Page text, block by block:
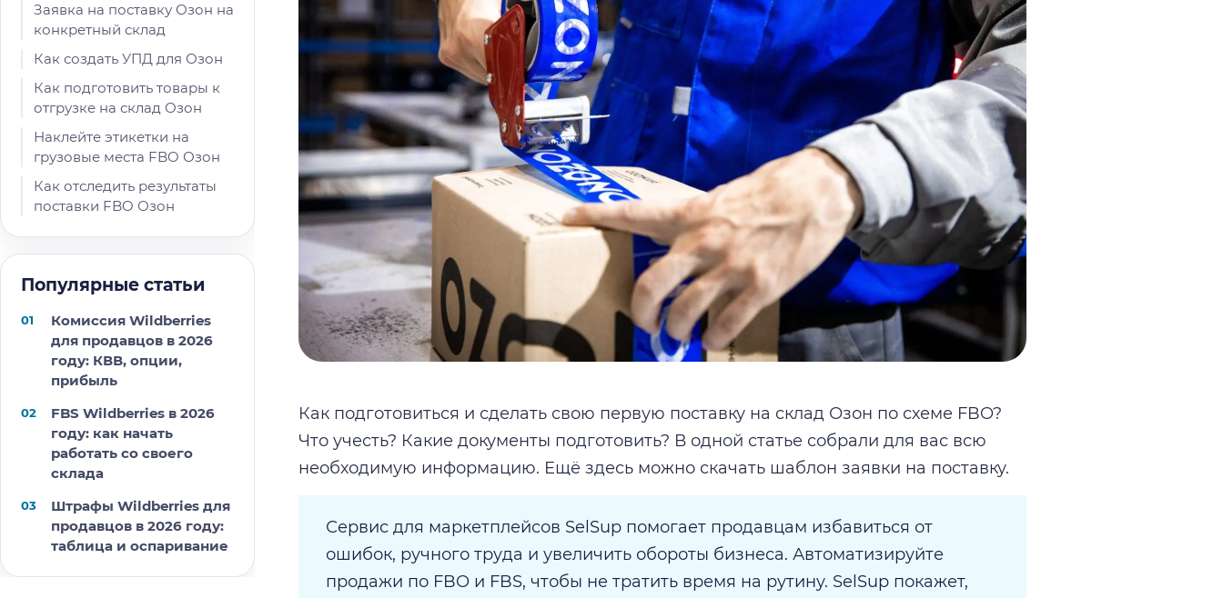
Заявка на поставку Озон на
конкретный склад
Как создать УПД для Озон
Как подготовить товары к
отгрузке на склад Озон
Наклейте этикетки на
грузовые места FBO Озон
Как отследить результаты
поставки FBO Озон
Популярные статьи
Комиссия Wildberries
для продавцов в 2026
году: КВВ, опции,
прибыль
FBS Wildberries в 2026
году: как начать
работать со своего
склада
Штрафы Wildberries для
продавцов в 2026 году:
таблица и оспаривание
Как подготовиться и сделать свою первую поставку на склад Озон по схеме FBO?
Что учесть? Какие документы подготовить? В одной статье собрали для вас всю
необходимую информацию. Ещё здесь можно скачать шаблон заявки на поставку.
Сервис для маркетплейсов SelSup помогает продавцам избавиться от
ошибок, ручного труда и увеличить обороты бизнеса. Автоматизируйте
продажи по FBO и FBS, чтобы не тратить время на рутину. SelSup покажет,